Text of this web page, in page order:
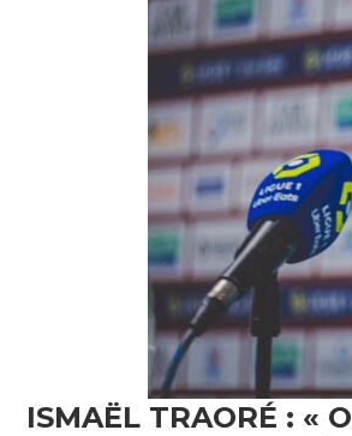
ISMAËL TRAORÉ : «